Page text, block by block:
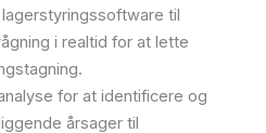
til
i realtid for at lette
for at identificere og
årsager til